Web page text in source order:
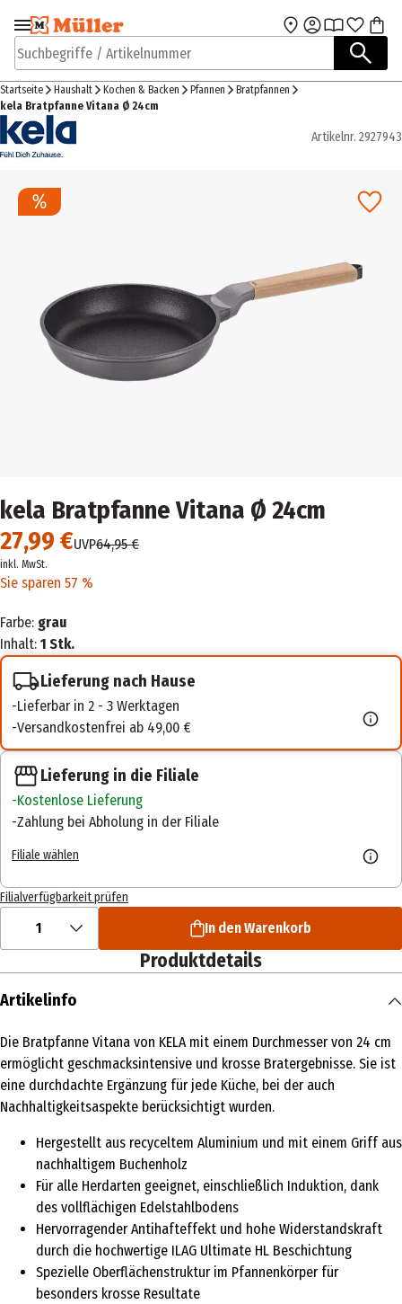
Zur Navigation
springen
Zum Hauptinhalt
Suchbegriffe / Artikelnummer
Startseite Haushalt Kochen & Backen Pfannen
Bratpfannen
kela Bratpfanne Vitana Ø 24cm
Artikelnr. 2927943
kela Bratpfanne Vitana Ø 24cm
27,99 €UVP64,95 €
inkl. MwSt.
Sie sparen 57 %
Farbe: grau
Inhalt: 1 Stk.
Lieferung nach Hause
Lieferbar in 2 - 3 Werktagen
Versandkostenfrei ab 49,00 €
Lieferung in die Filiale
Kostenlose Lieferung
Zahlung bei Abholung in der Filiale
Filiale wählen
Filialverfügbarkeit prüfen
1 In den Warenkorb
Produktdetails
Artikelinfo
Die Bratpfanne Vitana von KELA mit einem Durchmesser von 24 cm
ermöglicht geschmacksintensive und krosse Bratergebnisse. Sie ist
eine durchdachte Ergänzung für jede Küche, bei der auch
Nachhaltigkeitsaspekte berücksichtigt wurden.
Hergestellt aus recyceltem Aluminium und mit einem Griff aus
nachhaltigem Buchenholz
Für alle Herdarten geeignet, einschließlich Induktion, dank
des vollflächigen Edelstahlbodens
Hervorragender Antihafteffekt und hohe Widerstandskraft
durch die hochwertige ILAG Ultimate HL Beschichtung
Spezielle Oberflächenstruktur im Pfannenkörper für
besonders krosse Resultate